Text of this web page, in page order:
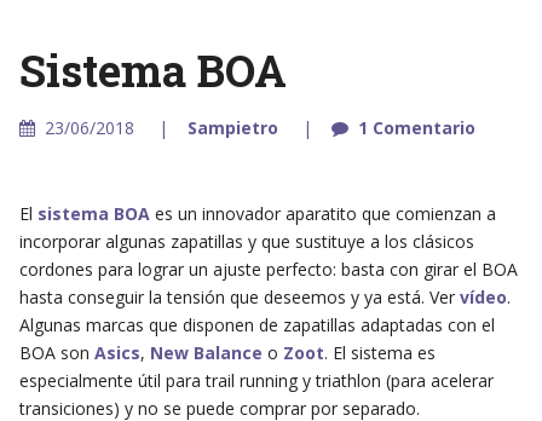
Sistema BOA
23/06/2018 Sampietro 1 Comentario
El sistema BOAes un innovador aparatito que comienzan a
incorporar algunas zapatillas y que sustituye a los clásicos
cordones para lograr un ajuste perfecto: basta con girar el BOA
hasta conseguir la tensión que deseemos y ya está. Ver vídeo.
Algunas marcas que disponen de zapatillas adaptadas con el
BOA son Asics, New Balance o Zoot. El sistema es
especialmente útil para trail running y triathlon (para acelerar
transiciones) y no se puede comprar por separado.